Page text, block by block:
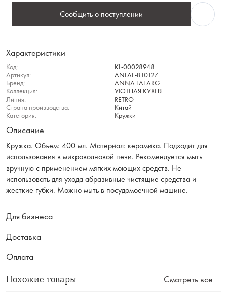
Сообщить о поступлении
Характеристики
Код:
KL-00028948
Артикул:
ANLAF-B10127
Бренд:
ANNA LAFARG
Коллекция:
УЮТНАЯ КУХНЯ
Линия:
RETRO
Страна производства:
Китай
Категория:
Кружки
Описание
Кружка. Объем: 400 мл. Материал: керамика. Подходит для
использования в микроволновой печи. Рекомендуется мыть
вручную с применением мягких моющих средств. Не
использовать для ухода абразивные чистящие средства и
жесткие губки. Можно мыть в посудомоечной машине.
Для бизнеса
Доставка
Оплата
Похожие товары Смотреть все